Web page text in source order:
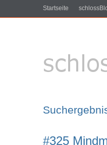
Startseite
#325